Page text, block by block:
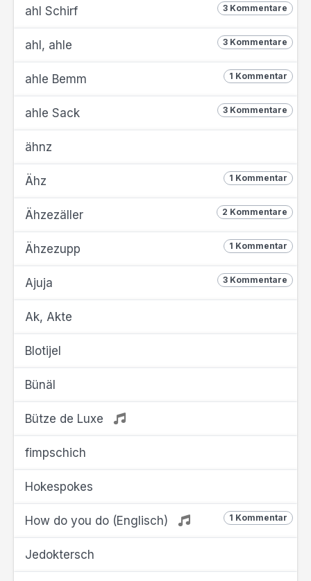
3 Kommentare
ahl Schirf
3 Kommentare
ahl, ahle
1 Kommentar
ahle Bemm
3 Kommentare
ahle Sack
ähnz
1 Kommentar
Ähz
2 Kommentare
Ähzezäller
1 Kommentar
Ähzezupp
3 Kommentare
Ajuja
Ak, Akte
Blotijel
Bünäl
Bütze de Luxe
fimpschich
Hokespokes
1 Kommentar
How do you do (Englisch)
Jedoktersch